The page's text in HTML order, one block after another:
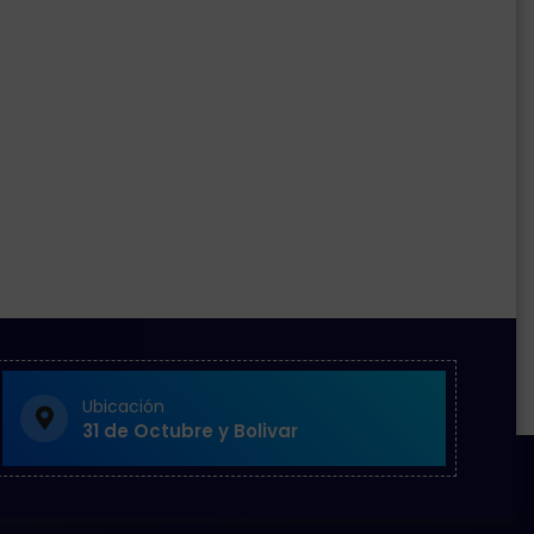
Ubicación
31 de Octubre y Bolivar